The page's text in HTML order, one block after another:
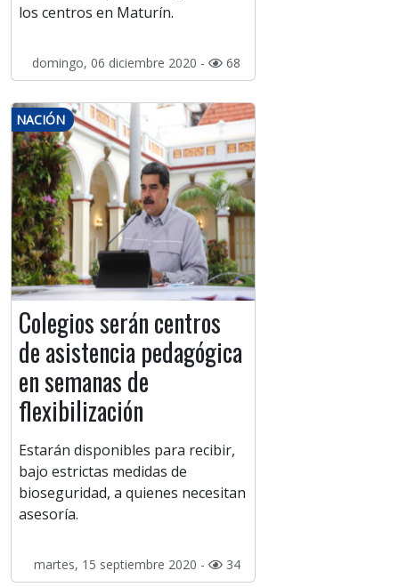
los centros en Maturín.
domingo, 06 diciembre 2020 - 68
NACIÓN
Colegios serán centros
de asistencia pedagógica
en semanas de
flexibilización
Estarán disponibles para recibir,
bajo estrictas medidas de
bioseguridad, a quienes necesitan
asesoría.
martes, 15 septiembre 2020 - 34